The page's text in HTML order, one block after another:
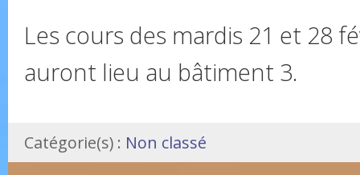
Les cours des mardis 21 et 28
auront lieu au bâtiment 3.
Catégorie(s) : Non classé